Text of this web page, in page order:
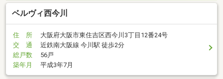
ベルヴィ西今川
住 所
大阪府大阪市東住吉区西今川3丁目12番24号
交 通
近鉄南大阪線 今川駅 徒歩2分
総戸数
56戸
築年月
平成3年7月